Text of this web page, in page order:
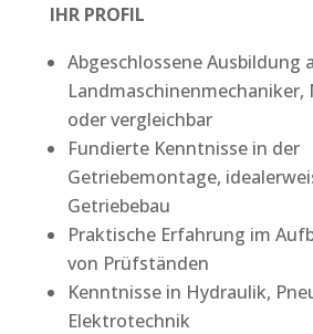
IHR PROFIL
Abgeschlossene Ausbildung
oder vergleichbar
Fundierte Kenntnisse in der
Getriebemontage,
Getriebebau
Praktische Erfahrung im
von Prüfständen
Kenntnisse in Hydraulik,
Elektrotechnik